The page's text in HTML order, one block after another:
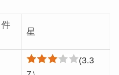
星
(3.3